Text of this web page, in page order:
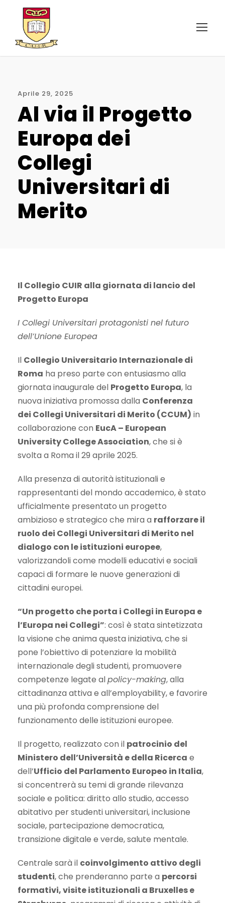
Aprile 29, 2025
Al via il Progetto
Europa dei
Collegi
Universitari di
Merito
Il Collegio CUIR alla giornata di lancio del
Progetto Europa
I Collegi Universitari protagonisti nel futuro
dell’Unione Europea
Il Collegio Universitario Internazionale di
Roma ha preso parte con entusiasmo alla
giornata inaugurale del Progetto Europa, la
nuova iniziativa promossa dalla Conferenza
dei Collegi Universitari di Merito (CCUM) in
collaborazione con EucA – European
University College Association, che si è
svolta a Roma il 29 aprile 2025.
Alla presenza di autorità istituzionali e
rappresentanti del mondo accademico, è stato
ufficialmente presentato un progetto
ambizioso e strategico che mira a rafforzare il
ruolo dei Collegi Universitari di Merito nel
dialogo con le istituzioni europee,
valorizzandoli come modelli educativi e sociali
capaci di formare le nuove generazioni di
cittadini europei.
“Un progetto che porta i Collegi in Europa e
l’Europa nei Collegi”: così è stata sintetizzata
la visione che anima questa iniziativa, che si
pone l’obiettivo di potenziare la mobilità
internazionale degli studenti, promuovere
competenze legate alpolicy-making, alla
cittadinanza attiva e all’employability, e favorire
una più profonda comprensione del
funzionamento delle istituzioni europee.
Il progetto, realizzato con il patrocinio del
Ministero dell’Università e della Ricerca e
dell’Ufficio del Parlamento Europeo in Italia,
si concentrerà su temi di grande rilevanza
sociale e politica: diritto allo studio, accesso
abitativo per studenti universitari, inclusione
sociale, partecipazione democratica,
transizione digitale e verde, salute mentale.
Centrale sarà il coinvolgimento attivo degli
studenti, che prenderanno parte a percorsi
formativi, visite istituzionali a Bruxelles e